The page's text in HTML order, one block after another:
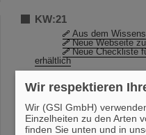
KW:21
Aus dem
Neue Webseite
Neue Checkliste
erhältlich
KW:20
GREWIS in der
Betriebsende für
CRYRING@ESR
Anpassungen im
Wir respektieren
Wir (GSI GmbH)
Einzelheiten zu den Arten
finden Sie unten und in